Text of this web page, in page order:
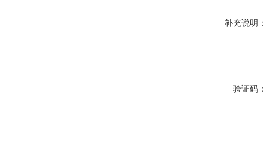
补充说明：
验证码：